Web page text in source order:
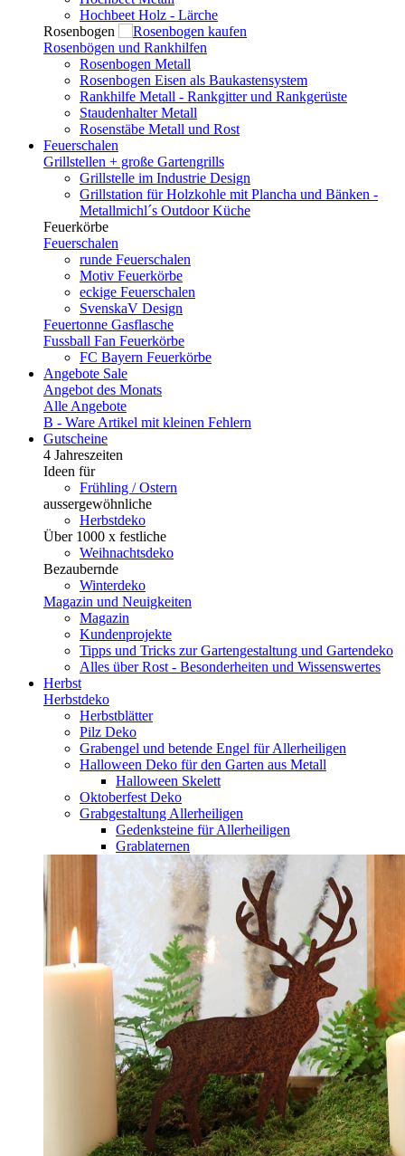
Hochbeet Holz - Lärche
Rosenbogen
Rosenbögen und Rankhilfen
Rosenbogen Metall
Rosenbogen Eisen als Baukastensystem
Rankhilfe Metall - Rankgitter und Rankgerüste
Staudenhalter Metall
Rosenstäbe Metall und Rost
Feuerschalen
Grillstellen + große Gartengrills
Grillstelle im Industrie Design
Grillstation für Holzkohle mit Plancha und Bänken -
Metallmichl´s Outdoor Küche
Feuerkörbe
Feuerschalen
runde Feuerschalen
Motiv Feuerkörbe
eckige Feuerschalen
SvenskaV Design
Feuertonne Gasflasche
Fussball Fan Feuerkörbe
FC Bayern Feuerkörbe
Angebote Sale
Angebot des Monats
Alle Angebote
B - Ware Artikel mit kleinen Fehlern
Gutscheine
4 Jahreszeiten
Ideen für
Frühling / Ostern
aussergewöhnliche
Herbstdeko
Über 1000 x festliche
Weihnachtsdeko
Bezaubernde
Winterdeko
Magazin und Neuigkeiten
Magazin
Kundenprojekte
Tipps und Tricks zur Gartengestaltung und Gartendeko
Alles über Rost - Besonderheiten und Wissenswertes
Herbst
Herbstdeko
Herbstblätter
Pilz Deko
Grabengel und betende Engel für Allerheiligen
Halloween Deko für den Garten aus Metall
Halloween Skelett
Oktoberfest Deko
Grabgestaltung Allerheiligen
Gedenksteine für Allerheiligen
Grablaternen